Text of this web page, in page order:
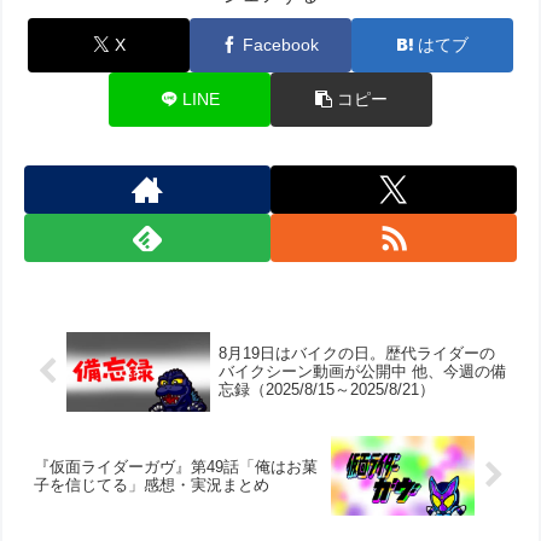
X Facebook はてブ
LINE コピー
8月19日はバイクの日。歴代ライダーの
バイクシーン動画が公開中 他、今週の備
忘録（2025/8/15～2025/8/21）
『仮面ライダーガヴ』第49話「俺はお菓
子を信じてる」感想・実況まとめ